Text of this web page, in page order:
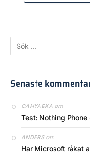
Senaste
CAHYAEKA om
Test: Nothing Phone
ANDERSom
Har Microsoft råkat